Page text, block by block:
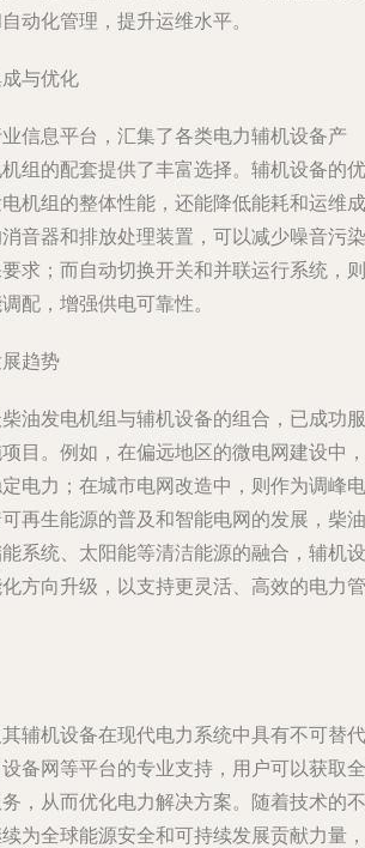
动化管理，提升运维水平。
与优化
信息平台，汇集了各类电力辅机设备产
组的配套提供了丰富选择。辅机设备的优
机组的整体性能，还能降低能耗和运维成
音器和排放处理装置，可以减少噪音污染
求；而自动切换开关和并联运行系统，则
配，增强供电可靠性。
趋势
油发电机组与辅机设备的组合，已成功服
目。例如，在偏远地区的微电网建设中，
电力；在城市电网改造中，则作为调峰电
再生能源的普及和智能电网的发展，柴油
系统、太阳能等清洁能源的融合，辅机设
方向升级，以支持更灵活、高效的电力管
辅机设备在现代电力系统中具有不可替代
备网等平台的专业支持，用户可以获取全
，从而优化电力解决方案。随着技术的不
为全球能源安全和可持续发展贡献力量，